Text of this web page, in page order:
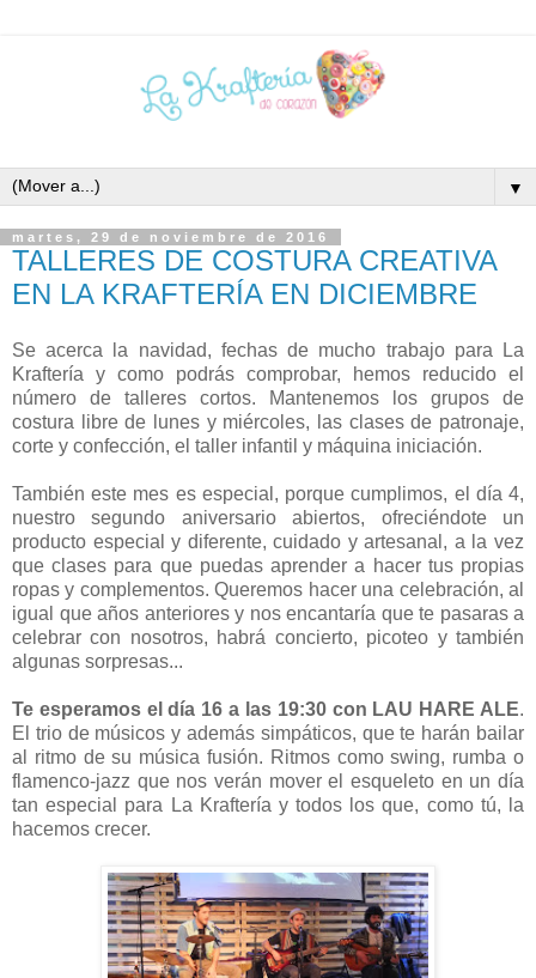
▼
martes, 29 de noviembre de 2016
TALLERES DE COSTURA CREATIVA
EN LA KRAFTERÍA EN DICIEMBRE
Se acerca la navidad, fechas de mucho trabajo para La
Kraftería y como podrás comprobar, hemos reducido el
número de talleres cortos. Mantenemos los grupos de
costura libre de lunes y miércoles, las clases de patronaje,
corte y confección, el taller infantil y máquina iniciación.
También este mes es especial, porque cumplimos, el día 4,
nuestro segundo aniversario abiertos, ofreciéndote un
producto especial y diferente, cuidado y artesanal, a la vez
que clases para que puedas aprender a hacer tus propias
ropas y complementos. Queremos hacer una celebración, al
igual que años anteriores y nos encantaría que te pasaras a
celebrar con nosotros, habrá concierto, picoteo y también
algunas sorpresas...
Te esperamos el día 16 a las 19:30 con LAU HARE ALE.
El trio de músicos y además simpáticos, que te harán bailar
al ritmo de su música fusión. Ritmos como swing, rumba o
flamenco-jazz que nos verán mover el esqueleto en un día
tan especial para La Kraftería y todos los que, como tú, la
hacemos crecer.